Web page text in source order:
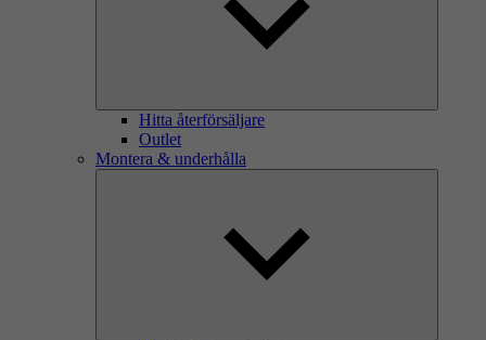
Hitta återförsäljare
Outlet
Montera & underhålla